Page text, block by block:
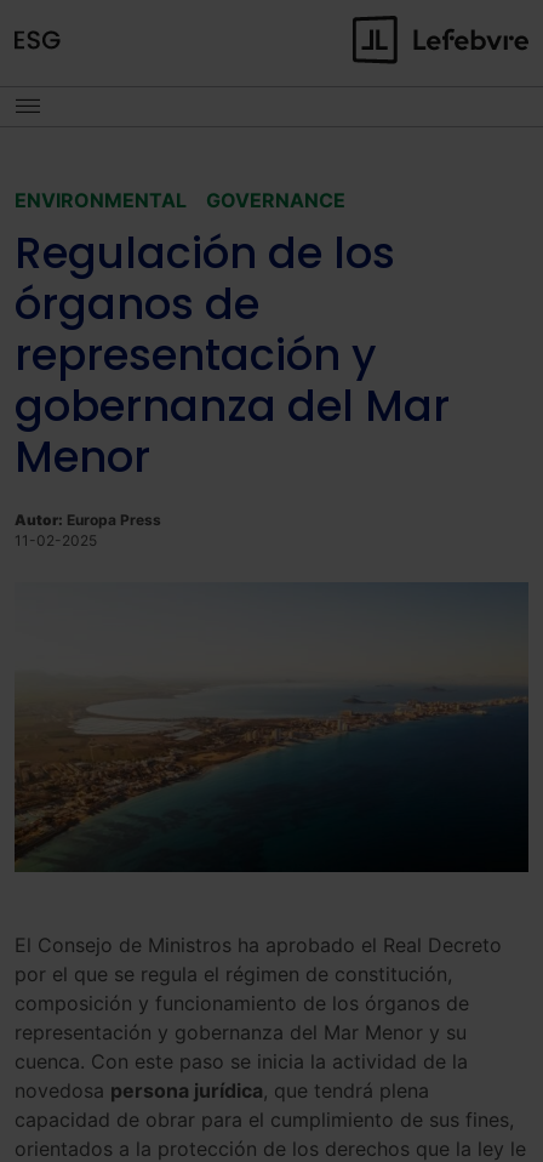
ENVIRONMENTAL GOVERNANCE
Regulación de los
órganos de
representación y
gobernanza del Mar
Menor
Autor: Europa Press
11-02-2025
El Consejo de Ministros ha aprobado el Real Decreto
por el que se regula el régimen de constitución,
composición y funcionamiento de los órganos de
representación y gobernanza del Mar Menor y su
cuenca. Con este paso se inicia la actividad de la
novedosa persona jurídica, que tendrá plena
capacidad de obrar para el cumplimiento de sus fines,
orientados a la protección de los derechos que la ley le